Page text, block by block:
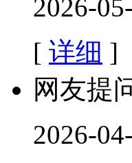
2026-
[ 详细 ]
网友提
2026-